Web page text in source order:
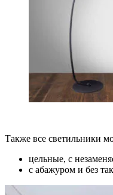
Также все светильники
цельные, с
с абажуром и без